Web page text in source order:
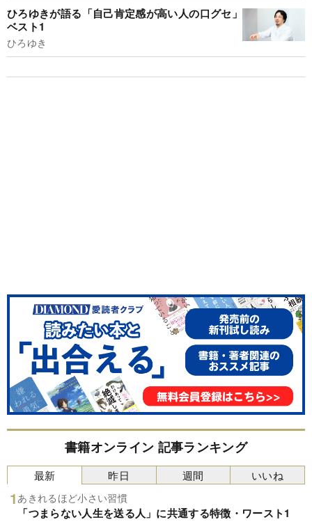
ひろゆきが語る「自己肯定感が高い人の口グセ」
ベスト1
ひろゆき
書籍オンライン 記事ランキング
最新
あきれるほど小さい習慣
「つまらない人生を送る人」に共通する特徴・ワースト1
昨日 週間 いいね